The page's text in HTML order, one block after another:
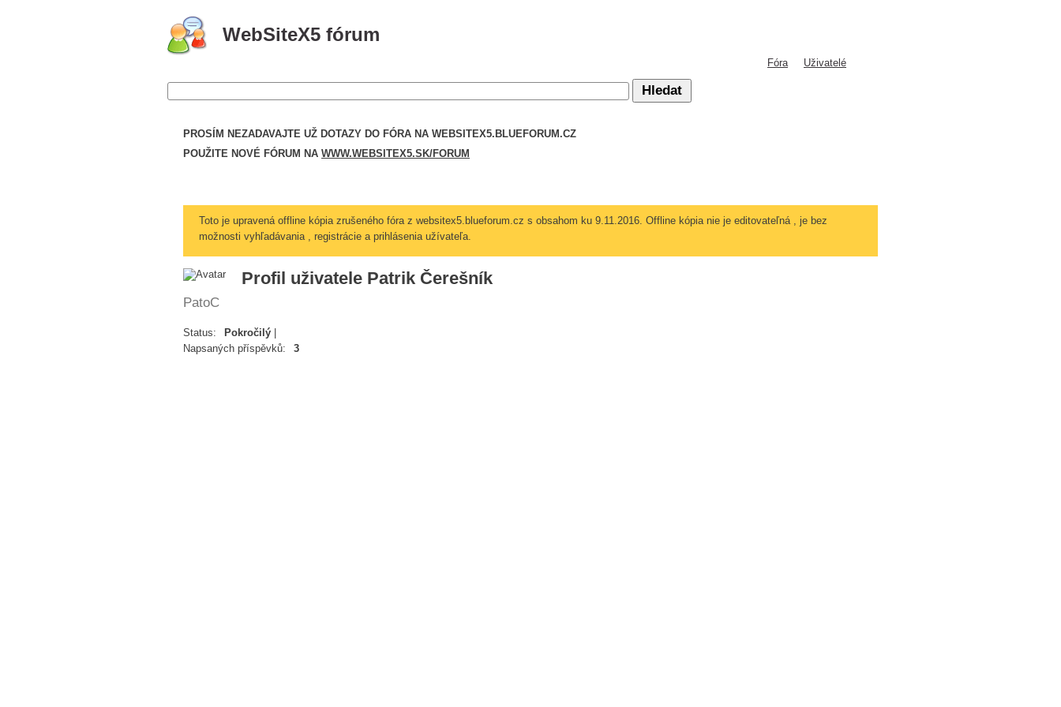
Fóra Uživatelé
WebSiteX5 fórum
PROSÍM NEZADAVAJTE UŽ DOTAZY DO FÓRA NA WEBSITEX5.BLU­EFORUM.CZ
POUŽITE NOVÉ FÓRUM NA WWW.WEBSITEX5­.SK/FORUM
Toto je upravená offline kópia zrušeného fóra z websitex5.blueforum.cz s obsahom ku 9.11.2016. Offline kópia nie je editovateľná , je bez
možnosti vyhľadávania , registrácie a prihlásenia užívateľa.
Profil uživatele Patrik Čerešník
PatoC
Status: Pokročilý
Napsaných příspěvků:
3